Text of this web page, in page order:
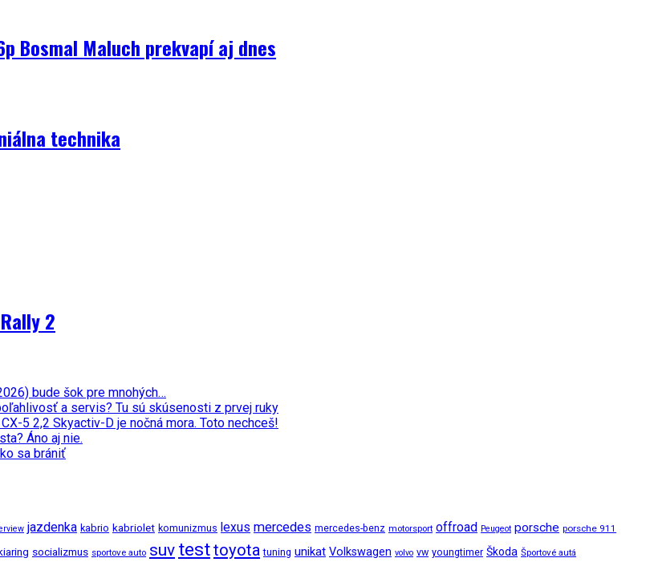
Bosmal Maluch prekvapí aj dnes
technika
2
bude šok pre mnohých…
a servis? Tu sú skúsenosti z prvej ruky
5 2,2 Skyactiv-D je nočná mora. Toto nechceš!
Áno aj nie.
sa brániť
jazdenka kabrio kabriolet komunizmus lexus mercedes mercedes-benz motorsport offroad Peugeot porsche porsche 911
socializmus sportove auto suv testtoyota tuning unikat Volkswagen volvo vw youngtimer Škoda Športové autá